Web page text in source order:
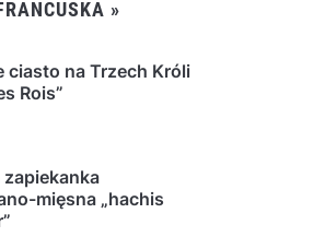
»
ciasto na Trzech Króli
Rois”
mięsna „hachis